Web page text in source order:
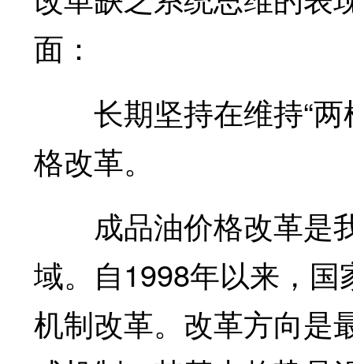
面：
长期坚持在维持“两
格改革。
成品油价格改革是我
域。自1998年以来，
机制改革。改革方向是